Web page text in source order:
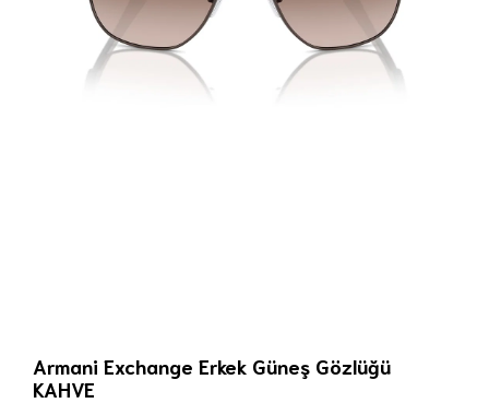
Armani Exchange Erkek Güneş Gözlüğü
KAHVE